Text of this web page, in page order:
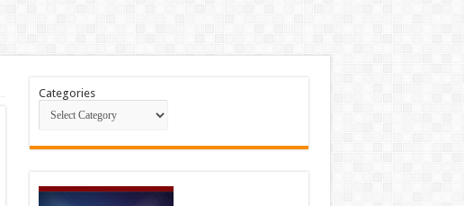
Categories